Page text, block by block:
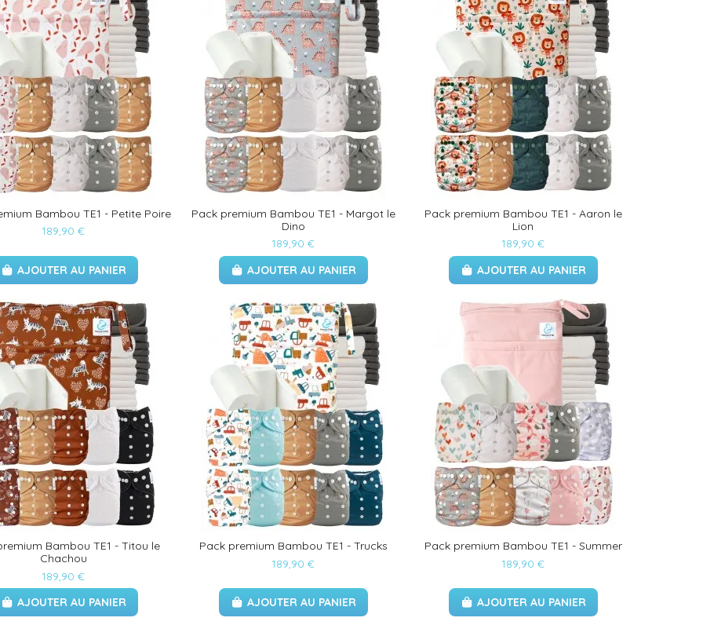
(1 avis)
Bambou TE1 - Petite Poire
189,90 €
AJOUTER AU PANIER
Pack premium Bambou TE1 - Margot le
Dino
189,90 €
AJOUTER AU PANIER
Pack premium Bambou TE1 - Aaron le
Lion
189,90 €
AJOUTER AU PANIER
Bambou TE1 - Titou le
Chachou
189,90 €
AJOUTER AU PANIER
Pack premium Bambou TE1 - Trucks
189,90 €
AJOUTER AU PANIER
Pack premium Bambou TE1 - Summer
189,90 €
AJOUTER AU PANIER